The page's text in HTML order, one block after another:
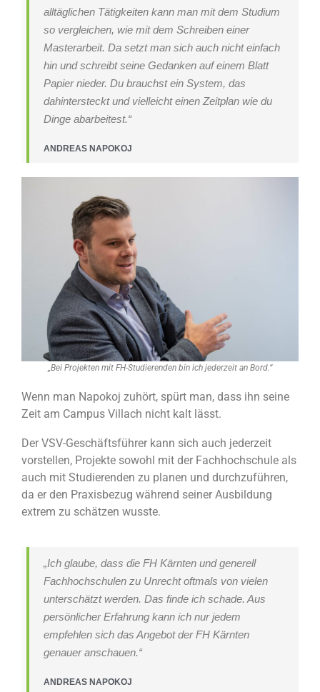
alltäglichen Tätigkeiten kann man mit dem Studium
so vergleichen, wie mit dem Schreiben einer
Masterarbeit. Da setzt man sich auch nicht einfach
hin und schreibt seine Gedanken auf einem Blatt
Papier nieder. Du brauchst ein System, das
dahintersteckt und vielleicht einen Zeitplan wie du
Dinge abarbeitest.“
ANDREAS NAPOKOJ
„Bei Projekten mit FH-Studierenden bin ich jederzeit an Bord.“
Wenn man Napokoj zuhört, spürt man, dass ihn seine
Zeit am Campus Villach nicht kalt lässt.
Der VSV-Geschäftsführer kann sich auch jederzeit
vorstellen, Projekte sowohl mit der Fachhochschule als
auch mit Studierenden zu planen und durchzuführen,
da er den Praxisbezug während seiner Ausbildung
extrem zu schätzen wusste.
„Ich glaube, dass die FH Kärnten und generell
Fachhochschulen zu Unrecht oftmals von vielen
unterschätzt werden. Das finde ich schade. Aus
persönlicher Erfahrung kann ich nur jedem
empfehlen sich das Angebot der FH Kärnten
genauer anschauen.“
ANDREAS NAPOKOJ